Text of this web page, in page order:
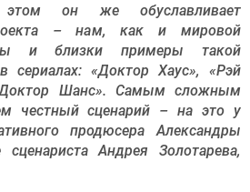
он же обуславливает
– нам, как и мировой
и близки примеры такой
сериалах: «Доктор Хаус», «Рэй
Шанс». Самым сложным
честный сценарий – на это у
продюсера Александры
Андрея Золотарева,